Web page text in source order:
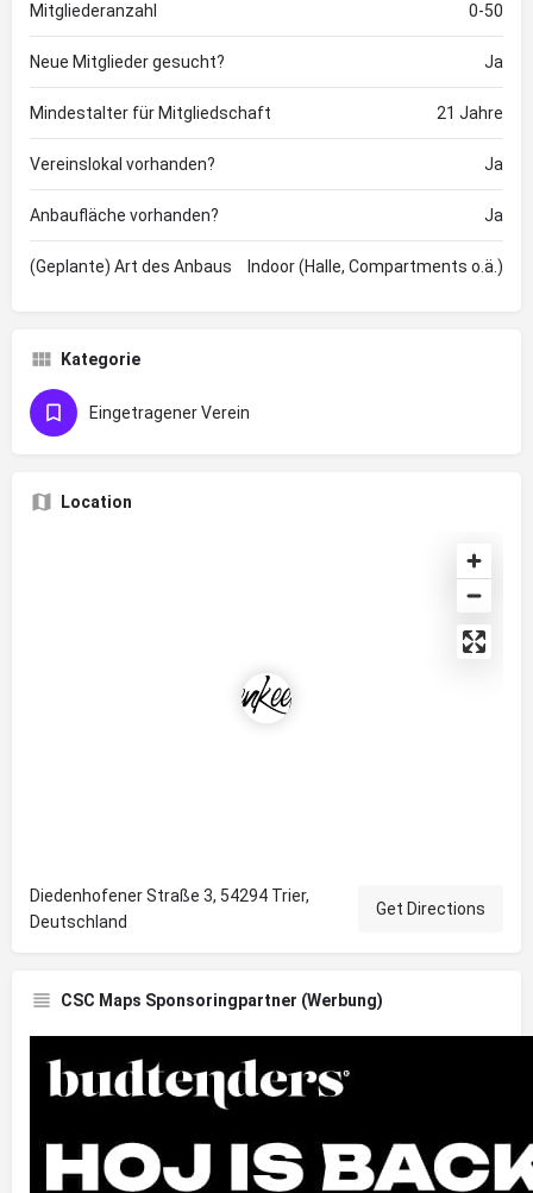
Mitgliederanzahl 0-50
Neue Mitglieder gesucht? Ja
Mindestalter für Mitgliedschaft 21 Jahre
Vereinslokal vorhanden? Ja
Anbaufläche vorhanden? Ja
(Geplante) Art des Anbaus Indoor (Halle, Compartments o.ä.)
Kategorie
Eingetragener Verein
Location
Diedenhofener Straße 3, 54294 Trier,
Deutschland
Get Directions
CSC Maps Sponsoringpartner (Werbung)